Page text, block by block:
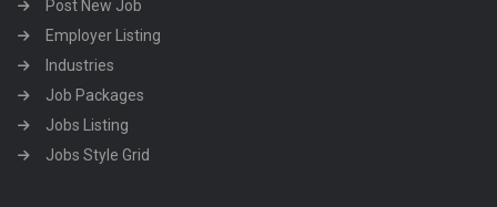
Post New Job
Employer Listing
Industries
Job Packages
Jobs Listing
Jobs Style Grid